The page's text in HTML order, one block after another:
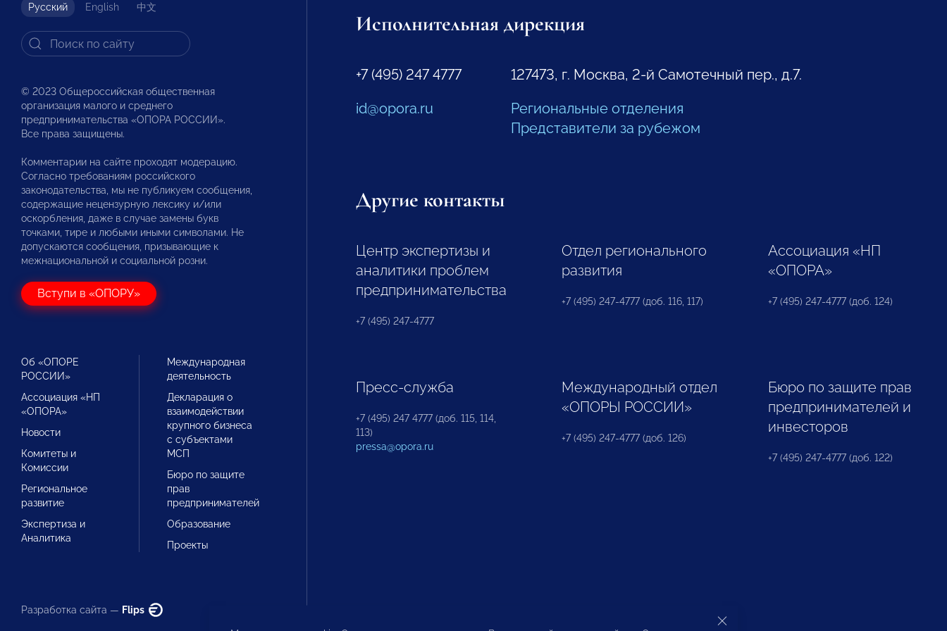
Русский English 中文
© 2023 Общероссийская общественная
организация малого и среднего
предпринимательства «ОПОРА РОССИИ».
Все права защищены.
Комментарии на сайте проходят модерацию.
Согласно требованиям российского
законодательства, мы не публикуем сообщения,
содержащие нецензурную лексику и/или
оскорбления, даже в случае замены букв
точками, тире и любыми иными символами. Не
допускаются сообщения, призывающие к
межнациональной и социальной розни.
Вступи в «ОПОРУ»
Об «ОПОРЕ
РОССИИ»
Ассоциация «НП
«ОПОРА»
Новости
Комитеты и
Комиссии
Региональное
развитие
Экспертиза и
Аналитика
Международная
деятельность
Декларация о
взаимодействии
крупного бизнеса
с субъектами
МСП
Бюро по защите
прав
предпринимателей
Образование
Проекты
Разработка сайта — Flips
Исполнительная дирекция
+7 (495) 247 4777
id@opora.ru
127473, г. Москва, 2-й Самотечный пер., д.7.
Региональные отделения
Представители за рубежом
Другие контакты
Центр экспертизы и
аналитики проблем
предпринимательства
+7 (495) 247-4777
Отдел регионального
развития
+7 (495) 247-4777 (доб. 116, 117)
Ассоциация «НП
«ОПОРА»
+7 (495) 247-4777 (доб. 124)
Пресс-служба
+7 (495) 247 4777 (доб. 115, 114,
113)
pressa@opora.ru
Международный отдел
«ОПОРЫ РОССИИ»
+7 (495) 247-4777 (доб. 126)
Бюро по защите прав
предпринимателей и
инвесторов
+7 (495) 247-4777 (доб. 122)